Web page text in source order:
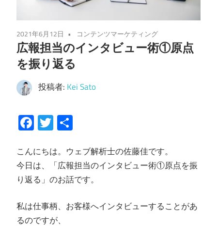
2021年6月12日 コンテンツマーケティング
広報担当のインタビュー術①原点
を振り返る
投稿者: Kei Sato
Facebook
Twitter
こんにちは。ウェブ解析士の佐藤佳です。
今日は、「広報担当のインタビュー術①原点を振
り返る」のお話です。
私は仕事柄、お客様へインタビューすることがあ
るのですが、